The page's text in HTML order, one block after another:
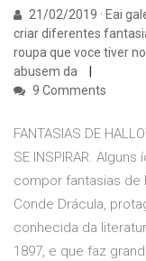
21/02/2019 · Eai
criar diferentes
roupa que voce tiver
abusem da
9 Comments
FANTASIAS DE
SE INSPIRAR.
compor fantasias de
Conde Drácula,
conhecida da
1897, e que faz